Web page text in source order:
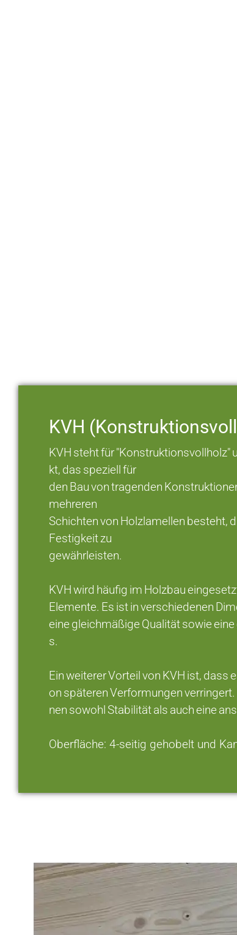
KVH
KVH steht für
kt, das speziell für
den Bau von tragenden
mehreren
Schichten von Holzlamellen besteht,
Festigkeit zu
gewährleisten.
KVH wird häufig im Holzbau
Elemente. Es ist in verschiedenen
eine gleichmäßige Qualität sowie
s.
Ein weiterer Vorteil von KVH ist, dass
on späteren Verformungen
nen sowohl Stabilität als auch eine
Oberfläche: 4-seitig gehobelt und